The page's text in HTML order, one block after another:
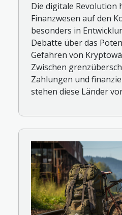
Die digitale Revolution
Finanzwesen auf den
besonders in
Debatte über das
Gefahren von
Zwischen
Zahlungen und
stehen diese Länder